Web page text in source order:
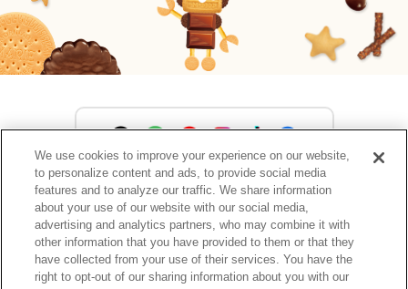
森永製菓公式アカウント一覧
サイトマップ RSSの配信について
プライバシーポリシー
We use cookies to improve your experience on our website,
to personalize content and ads, to provide social media
features and to analyze our traffic. We share information
about your use of our website with our social media,
advertising and analytics partners, who may combine it with
other information that you have provided to them or that they
have collected from your use of their services. You have the
right to opt-out of our sharing information about you with our